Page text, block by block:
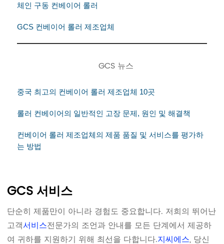
체인 구동 컨베이어 롤러
GCS 컨베이어 롤러 제조업체
GCS 뉴스
중국 최고의 컨베이어 롤러 제조업체 10곳
롤러 컨베이어의 일반적인 고장 문제, 원인 및 해결책
컨베이어 롤러 제조업체의 제품 품질 및 서비스를 평가하
는 방법
GCS 서비스
단순히 제품만이 아니라 경험도 중요합니다. 저희의 뛰어난
고객서비스전문가의 조언과 안내를 모든 단계에서 제공하
여 귀하를 지원하기 위해 최선을 다합니다.지씨에스, 당신